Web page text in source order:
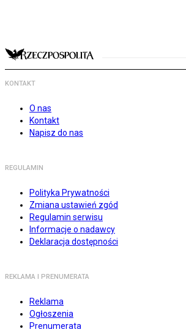
KONTAKT
O nas
Kontakt
Napisz do nas
REGULAMIN
Polityka Prywatności
Zmiana ustawień zgód
Regulamin serwisu
Informacje o nadawcy
Deklaracja dostępności
REKLAMA I PRENUMERATA
Reklama
Ogłoszenia
Prenumerata